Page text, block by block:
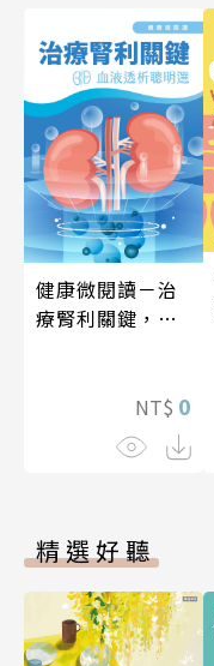
健康微閱讀－治
療腎利關鍵，血
NT$ 0
精選好聽